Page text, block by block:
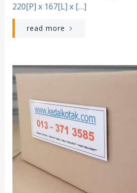
220[P] x 167[L] x […]
read more